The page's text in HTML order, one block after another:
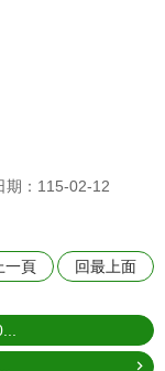
期：115-02-12
一頁 回最上面